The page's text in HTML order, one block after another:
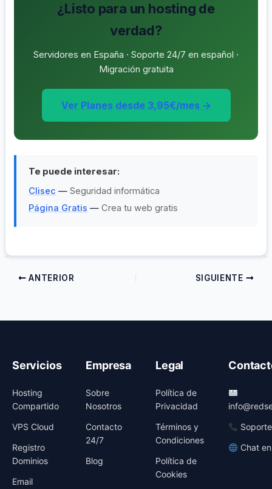
¿Listo para un hosting de
verdad?
Servidores en España · Soporte 24/7 en español ·
Migración gratuita
Ver Planes desde 3,95€/mes →
Te puede interesar:
Clisec —Seguridad informática
Página Gratis —Crea tu web gratis
ANTERIOR SIGUIENTE
Servicios
Hosting
Compartido
VPS Cloud
Registro
Dominios
Email
Empresa
Sobre
Nosotros
Contacto
24/7
Blog
Legal
Política de
Privacidad
Términos y
Condiciones
Política de
Cookies
Chat